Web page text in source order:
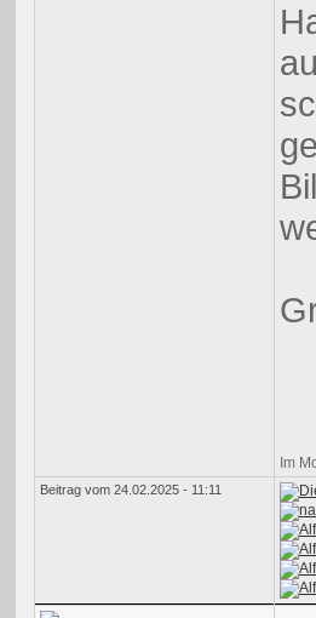
Im
Beitrag vom 24.02.2025 - 11:11